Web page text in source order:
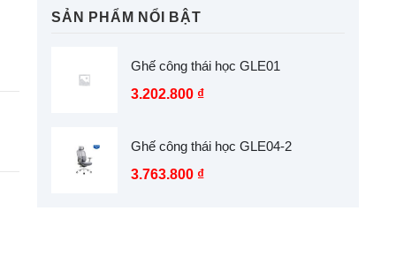
SẢN PHẨM NỔI BẬT
Ghế công thái học GLE01
3.202.800 ₫
Ghế công thái học GLE04-2
3.763.800 ₫